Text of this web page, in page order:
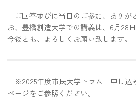
ご回答並びに当日のご参加、ありが
お、豊橋創造大学での講義は、6月28日
今後とも、よろしくお願い致します。
※2025年度市民大学トラム 申し込
ページをご参照ください。